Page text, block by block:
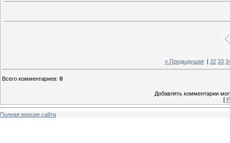
« Предыдущая 32 33
Всего комментариев: 0
Добавлять комментарии
[
Полная версия сайта